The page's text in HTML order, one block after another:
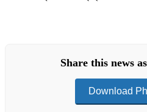
Share this news
Download